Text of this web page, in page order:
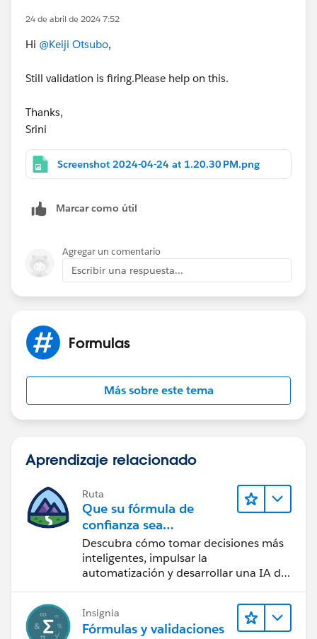
AND(Marketplace_Cloud_Partner__c =
)
24 de abril de 2024 7:52
Hi @Keiji Otsubo,
Still validation is firing.Please help on this.
Thanks,
Srini
Screenshot 2024-04-24 at 1.20.30 PM.png
Marcar como útil
Agregar un comentario
Escribir una respuesta...
Formulas
Más sobre este tema
Aprendizaje relacionado
Ruta
Que su fórmula de
confianza sea
CRM + IA + Datos
Descubra cómo tomar decisiones más
inteligentes, impulsar la
automatización y desarrollar una IA de
confianza mediante la tecnología y los
Salesforce.
Insignia
Fórmulas y validaciones